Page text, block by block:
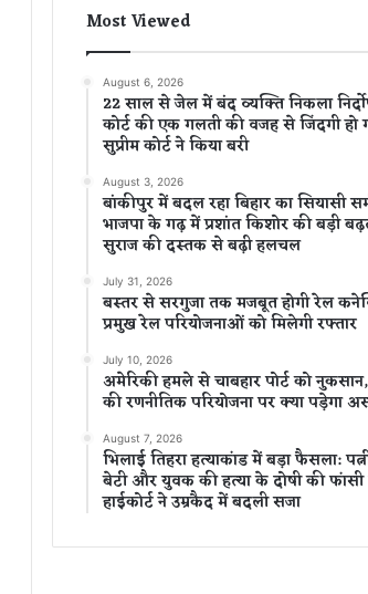
Most Viewed
August 6, 2026
22 साल से जेल में बंद व्यक्ति निकला
कोर्ट की एक गलती की वजह से जिंदगी हो
सुप्रीम कोर्ट ने किया बरी
August 3, 2026
बांकीपुर में बदल रहा बिहार का सियासी
भाजपा के गढ़ में प्रशांत किशोर की बड़ी
सुराज की दस्तक से बढ़ी हलचल
July 31, 2026
बस्तर से सरगुजा तक मजबूत होगी रेल
प्रमुख रेल परियोजनाओं को मिलेगी रफ्तार
July 10, 2026
अमेरिकी हमले से चाबहार पोर्ट को
की रणनीतिक परियोजना पर क्या पड़ेगा
August 7, 2026
भिलाई तिहरा हत्याकांड में बड़ा फैसला:
बेटी और युवक की हत्या के दोषी की
हाईकोर्ट ने उम्रकैद में बदली सजा